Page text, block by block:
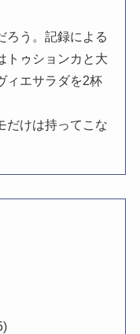
ろう。記録による
トゥションカと大
ィエサラダを2杯
だけは持ってこな